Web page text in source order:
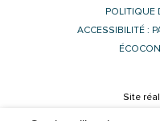
POLITIQUE
ACCESSIBILITÉ :
Site